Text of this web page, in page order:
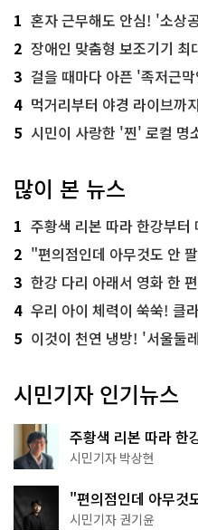
1 혼자 근무해도 안심! '소상
2 장애인 맞춤형 보조기기 최대
3 걸을 때마다 아픈 '족저근막염
4 먹거리부터 야경 라이브까
5 시민이 사랑한 '찐' 로컬 명소
많이 본 뉴스
1 주황색 리본 따라 한강부터 메타
2 "편의점인데 아무것도 안 팔아요"
3 한강 다리 아래서 영화 한
4 우리 아이 체력이 쑥쑥! 클
5 이것이 천연 냉방! '서울둘
시민기자 인기뉴스
주황색 리본 따라 한
서울둘레길 15코스
시민기자 박상현
"편의점인데 아무것
한 편의점의 정체
시민기자 권기윤